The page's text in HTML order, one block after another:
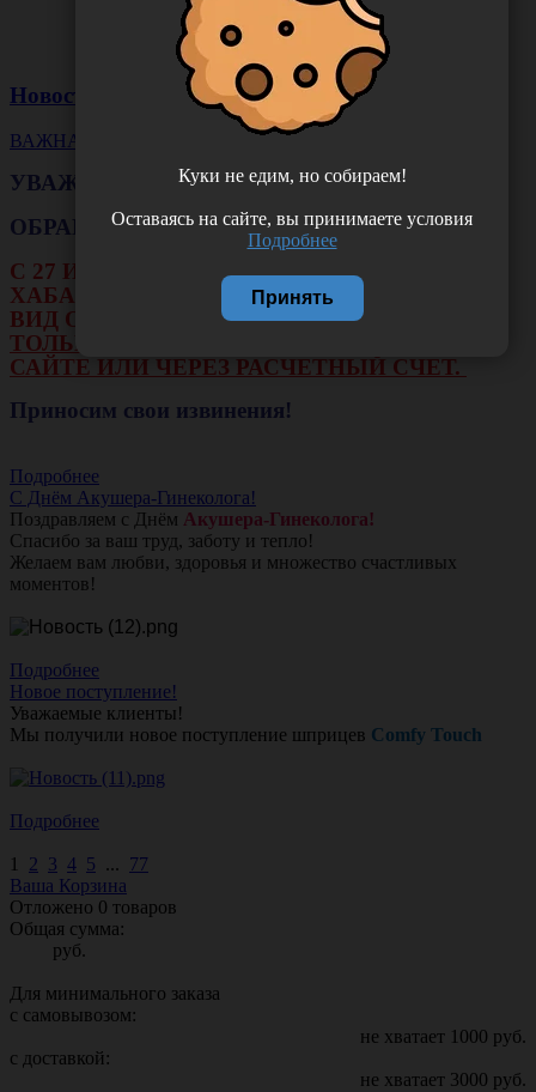
Новости
ВАЖНАЯ НОВОСТЬ
УВАЖАЕМЫЕ КЛИЕНТЫ!
ОБРАЩАЕМ ВАШЕ ВНИМАНИЕ!!!
С 27 ИЮЛЯ ПО 16 АВГУСТА В ФИЛИАЛЕ Г.
ХАБАРОВСКА НЕ БУДЕТ ДЕЙСТВОВАТЬ
ВИД ОПЛАТЫ: НАЛИЧНЫЕ И ТЕРМИНАЛ.
ТОЛЬКО ОПЛАТА ОНЛАЙН НА НАШЕМ
САЙТЕ ИЛИ ЧЕРЕЗ РАСЧЕТНЫЙ СЧЕТ.
Приносим свои извинения!
Подробнее
С Днём Акушера-Гинеколога!
Поздравляем с Днём Акушера-Гинеколога!
Спасибо за ваш труд, заботу и тепло!
Желаем вам любви, здоровья и множество счастливых
моментов!
Подробнее
Новое поступление!
Уважаемые клиенты!
Мы получили новое поступление шприцев Comfy Touch
Подробнее
1 2 3 4 5 ... 77
Ваша Корзина
Отложено 0 товаров
Общая сумма:
руб.
Для минимального заказа
с самовывозом:
не хватает 1000 руб.
с доставкой:
не хватает 3000 руб.
Куки не едим, но собираем!
Оставаясь на сайте, вы принимаете условия
Подробнее
Принять